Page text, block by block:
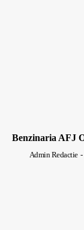
Benzinaria AFJ
Admin Redactie -